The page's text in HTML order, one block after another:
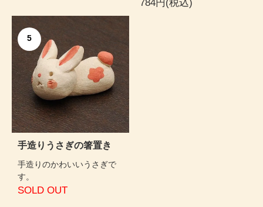
784円(税込)
5
手造りうさぎの箸置き
手造りのかわいいうさぎで
す。
SOLD OUT